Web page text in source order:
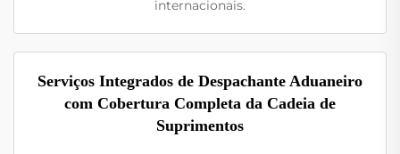
internacionais.
Serviços Integrados de Despachante Aduaneiro
com Cobertura Completa da Cadeia de
Suprimentos